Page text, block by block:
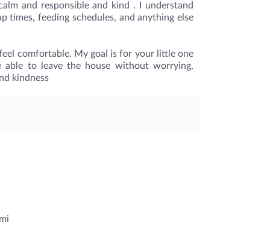
and responsible and kind . I understand
times, feeding schedules, and anything else
comfortable. My goal is for your little one
to leave the house without worrying,
kindness